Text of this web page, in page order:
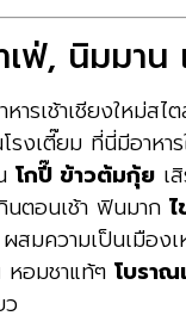
ฟ่, นิมมาน
หารเช้าเชียงใหม่ส
งเตี๊ยม ที่นี่มีอาหา
โกปี๊ ข้าวต้มกุ้ย เ
ตอนเช้า ฟินมาก
มความเป็นเมือง
หอมชาแท้ๆ โบราณ